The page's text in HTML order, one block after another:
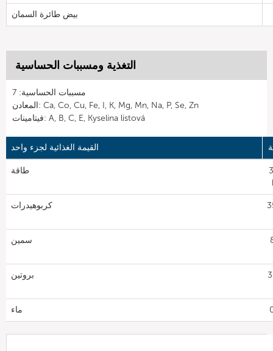
بيض طائرة السمان
التغذية ومسببات الحساسية
مسببات الحساسية: 7
المعادن: Ca, Co, Cu, Fe, I, K, Mg, Mn, Na, P, Se, Zn
فيتامينات: A, B, C, E, Kyselina listová
القيمة الغذائية لجزء واحد
طاقة
كربوهيدرات
سمين
بروتين
ماء